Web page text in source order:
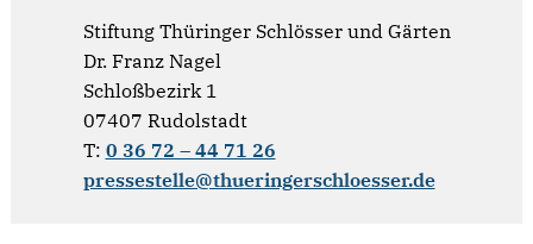
Stiftung Thüringer Schlösser und Gärten
Dr. Franz Nagel
Schloßbezirk 1
07407 Rudolstadt
T: 0 36 72 – 44 71 26
pressestelle@thueringerschloesser.de